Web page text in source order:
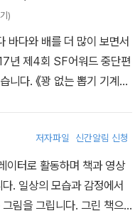
)
바다와 배를 더 많이 보면서
년 제4회 SF어워드 중단편
다. 《꽝 없는 뽑기 기계》
저자파일 신간알림 신청
이터로 활동하며 책과 영상
. 일상의 모습과 감정에서
림을 그립니다. 그린 책으